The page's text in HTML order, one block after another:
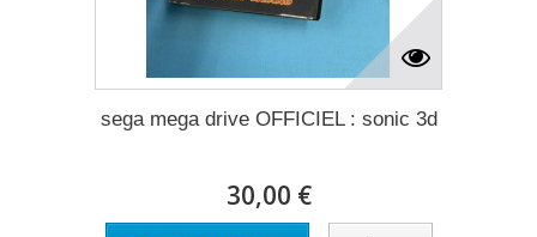
sega mega drive OFFICIEL : sonic 3d
30,00 €